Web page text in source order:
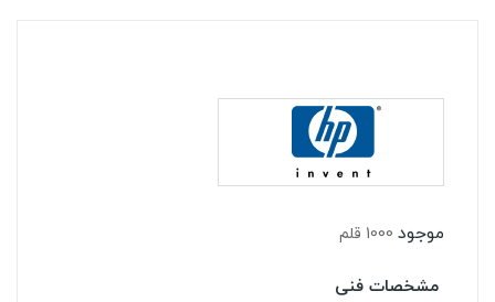
موجود 1000 قلم
مشخصات فنی